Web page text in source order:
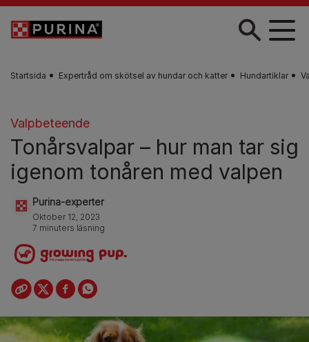
Skip to main content
Startsida Expertråd om skötsel av hundar och katter Hundartiklar
Valpbeteende
Tonårsvalpar – hur man tar sig
igenom tonåren med valpen
Purina-experter
Oktober 12, 2023
7 minuters läsning